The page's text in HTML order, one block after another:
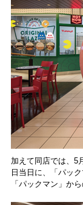
加えて同店では、5
日当日に、
「パック
「パックマン」 か